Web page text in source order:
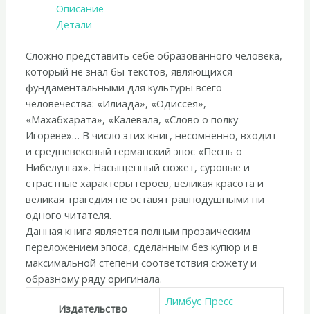
Описание
Детали
Сложно представить себе образованного человека,
который не знал бы текстов, являющихся
фундаментальными для культуры всего
человечества: «Илиада», «Одиссея»,
«Махабхарата», «Калевала, «Слово о полку
Игореве»… В число этих книг, несомненно, входит
и средневековый германский эпос «Песнь о
Нибелунгах». Насыщенный сюжет, суровые и
страстные характеры героев, великая красота и
великая трагедия не оставят равнодушными ни
одного читателя.
Данная книга является полным прозаическим
переложением эпоса, сделанным без купюр и в
максимальной степени соответствия сюжету и
образному ряду оригинала.
Издательство
Лимбус Пресс